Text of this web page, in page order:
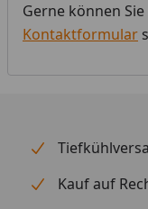
Gerne können
Kontaktformular
Kauf auf